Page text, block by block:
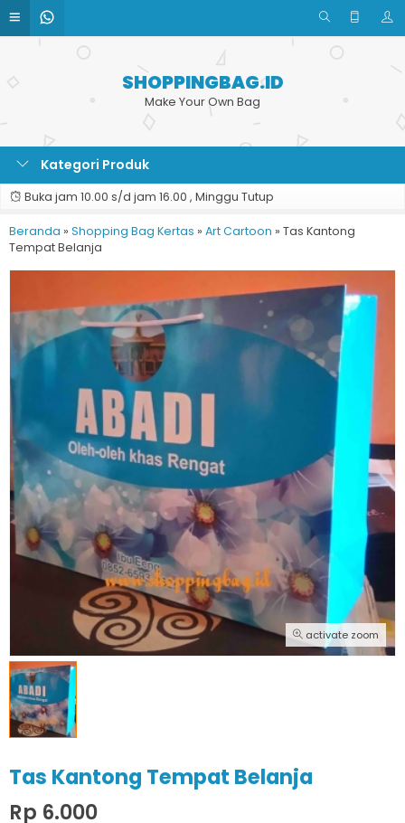
SHOPPINGBAG.ID
Make Your Own Bag
Kategori Produk
Buka jam 10.00 s/d jam 16.00 , Minggu Tutup
Beranda » Shopping Bag Kertas » Art Cartoon » Tas Kantong
Tempat Belanja
activate zoom
Tas Kantong Tempat Belanja
Rp 6.000